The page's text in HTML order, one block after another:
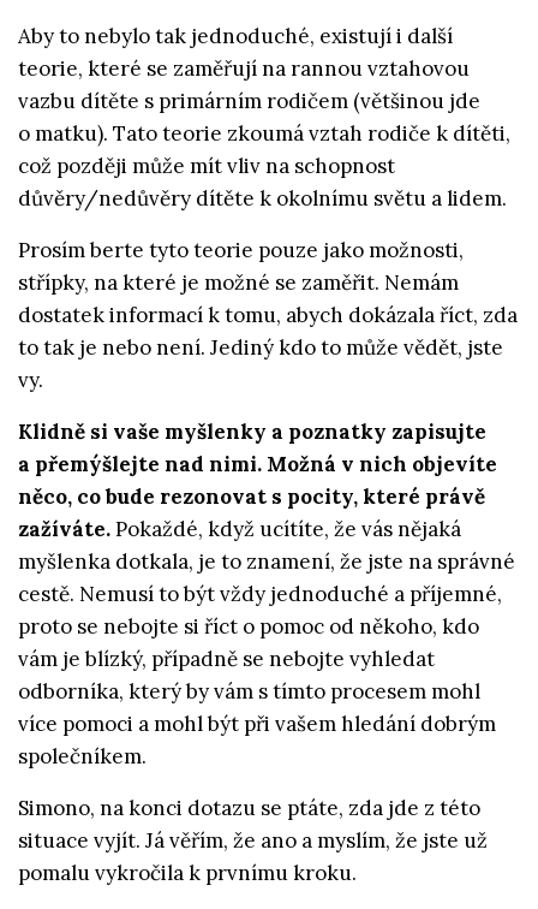
Aby to nebylo tak jednoduché, existují i další
teorie, které se zaměřují na rannou vztahovou
vazbu dítěte s primárním rodičem (většinou jde
o matku). Tato teorie zkoumá vztah rodiče k dítěti,
což později může mít vliv na schopnost
důvěry/nedůvěry dítěte k okolnímu světu a lidem.
Prosím berte tyto teorie pouze jako možnosti,
střípky, na které je možné se zaměřit. Nemám
dostatek informací k tomu, abych dokázala říct, zda
to tak je nebo není. Jediný kdo to může vědět, jste
vy.
Klidně si vaše myšlenky a poznatky zapisujte
a přemýšlejte nad nimi. Možná v nich objevíte
něco, co bude rezonovat s pocity, které právě
zažíváte.Pokaždé, když ucítíte, že vás nějaká
myšlenka dotkala, je to znamení, že jste na správné
cestě. Nemusí to být vždy jednoduché a příjemné,
proto se nebojte si říct o pomoc od někoho, kdo
vám je blízký, případně se nebojte vyhledat
odborníka, který by vám s tímto procesem mohl
více pomoci a mohl být při vašem hledání dobrým
společníkem.
Simono, na konci dotazu se ptáte, zda jde z této
situace vyjít. Já věřím, že ano a myslím, že jste už
pomalu vykročila k prvnímu kroku.